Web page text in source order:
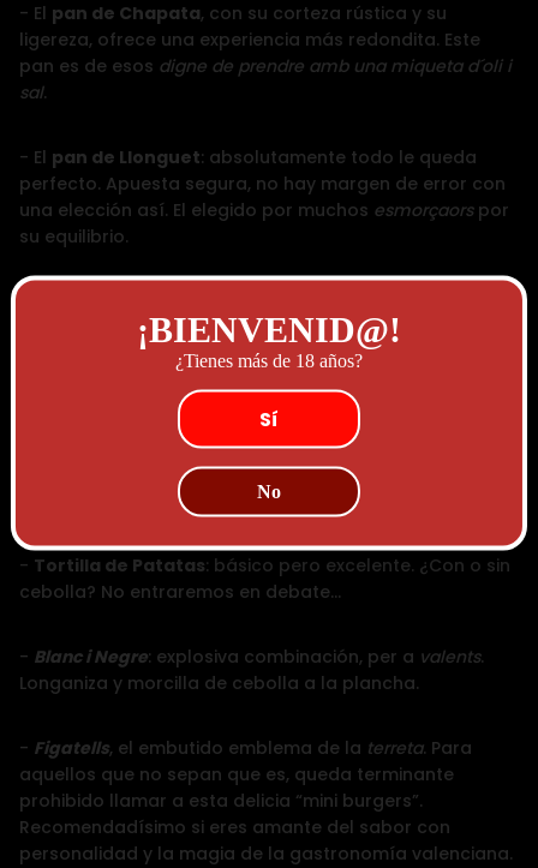
- El pan de Chapata, con su corteza rústica y su
ligereza, ofrece una experiencia más redondita. Este
pan es de esos digne de prendre amb una miqueta d´oli i
sal.
- El pan de Llonguet: absolutamente todo le queda
perfecto. Apuesta segura, no hay margen de error con
una elección así. El elegido por muchos esmorçaors por
su equilibrio.
El contenido:xé qué bo!
Aquí empieza el verdadero espectáculo. Algunas
sugerencias que son de“tota la vida”y que no
defraudan nunca…
- Tortilla de Patatas: básico pero excelente. ¿Con o sin
cebolla? No entraremos en debate…
- Blanc i Negre: explosiva combinación, per a valents.
Longaniza y morcilla de cebolla a la plancha.
- Figatells, el embutido emblema de la terreta. Para
aquellos que no sepan que es, queda terminante
prohibido llamar a esta delicia “mini burgers”.
Recomendadísimo si eres amante del sabor con
personalidad y la magia de la gastronomía valenciana.
¡BIENVENID@!
¿Tienes más de 18 años?
Sí
No